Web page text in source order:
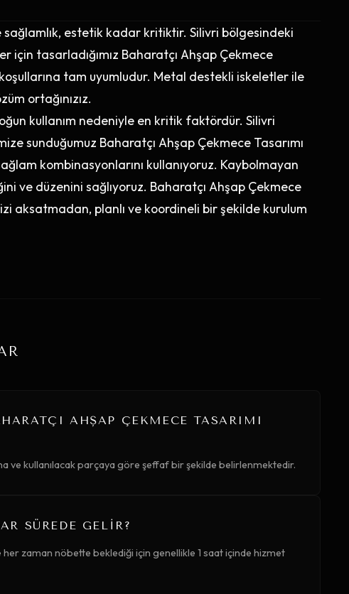
estetik kadar kritiktir. Silivri bölgesindeki
için tasarladığımız Baharatçı Ahşap Çekmece
tam uyumludur. Metal destekli iskeletler ile
ortağınızız.
kullanım nedeniyle en kritik faktördür. Silivri
sunduğumuz Baharatçı Ahşap Çekmece Tasarımı
kombinasyonlarını kullanıyoruz. Kaybolmayan
ve düzenini sağlıyoruz. Baharatçı Ahşap Çekmece
aksatmadan, planlı ve koordineli bir şekilde kurulum
AHŞAP ÇEKMECE TASARIMI
ve kullanılacak parçaya göre şeffaf bir şekilde belirlenmektedir.
SÜREDE GELIR?
zaman nöbette beklediği için genellikle 1 saat içinde hizmet